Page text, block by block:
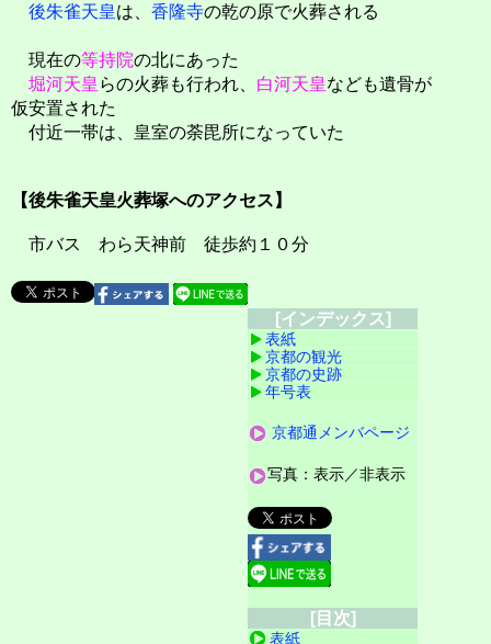
後朱雀天皇は、 香隆寺の乾の原で火葬される
現在の等持院の北にあった
堀河天皇 らの火葬も行われ、 白河天皇なども遺骨が
仮安置された
付近一帯は、皇室の荼毘所になっていた
【後朱雀天皇火葬塚へのアクセス】
市バス わら天神前 徒歩約１０分
[インデックス]
表紙
京都の観光
京都の史跡
年号表
京都通メンバページ
写真：表示／非表示
[目次]
表紙